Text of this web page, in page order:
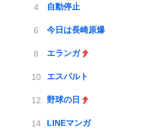
自動停止
今日は長崎原爆
エランガ
エスパルト
野球の日
LINEマンガ